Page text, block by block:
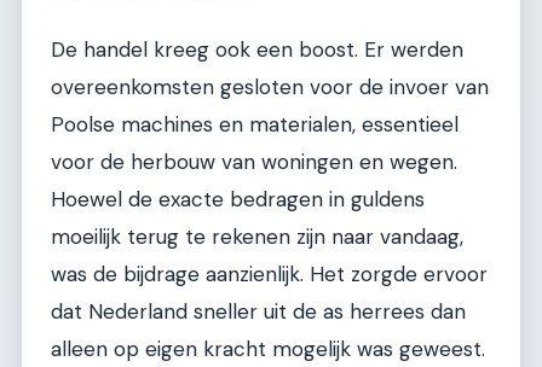
De handel kreeg ook een boost. Er werden
overeenkomsten gesloten voor de invoer van
Poolse machines en materialen, essentieel
voor de herbouw van woningen en wegen.
Hoewel de exacte bedragen in guldens
moeilijk terug te rekenen zijn naar vandaag,
was de bijdrage aanzienlijk. Het zorgde ervoor
dat Nederland sneller uit de as herrees dan
alleen op eigen kracht mogelijk was geweest.